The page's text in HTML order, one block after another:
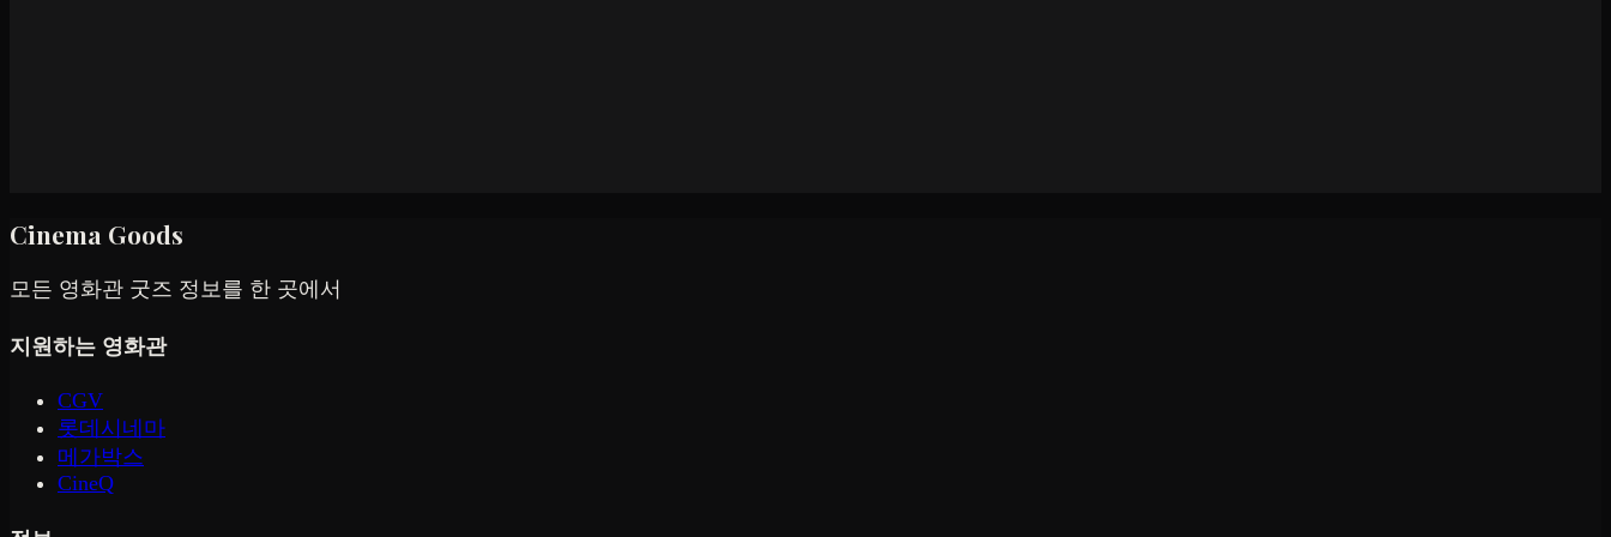
Cinema Goods
모든 영화관 굿즈 정보를 한 곳에서
지원하는 영화관
CGV
롯데시네마
메가박스
CineQ